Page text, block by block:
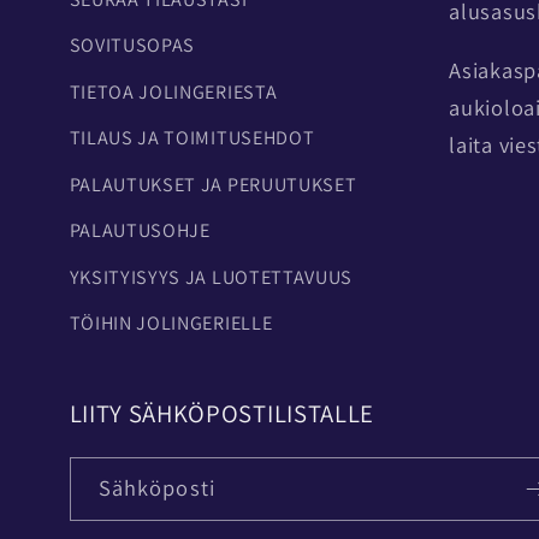
SOVITUSOPAS
TIETOA JOLINGERIESTA
TILAUS JA TOIMITUSEHDOT
PALAUTUKSET JA PERUUTUKSET
PALAUTUSOHJE
YKSITYISYYS JA LUOTETTAVUUS
TÖIHIN JOLINGERIELLE
laita
LIITY SÄHKÖPOSTILISTALLE
Sähköposti